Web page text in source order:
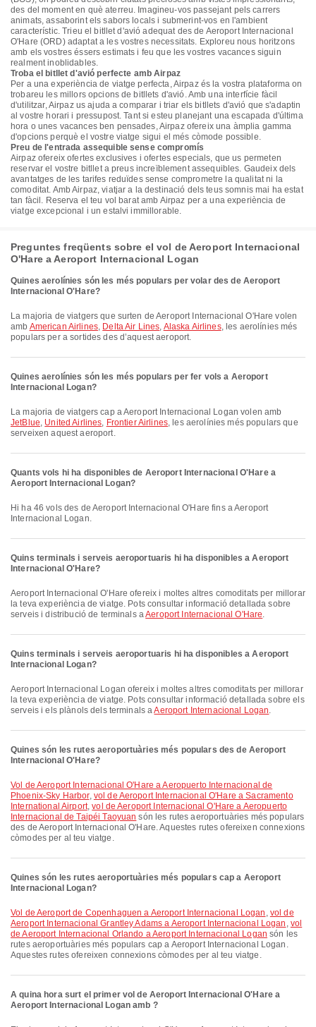
des del moment en què aterreu. Imagineu-vos passejant pels carrers
animats, assaborint els sabors locals i submerint-vos en l'ambient
característic. Trieu el bitllet d'avió adequat des de Aeroport Internacional
O'Hare (ORD) adaptat a les vostres necessitats. Exploreu nous horitzons
amb els vostres éssers estimats i feu que les vostres vacances siguin
realment inoblidables.
Troba el bitllet d'avió perfecte amb Airpaz
Per a una experiència de viatge perfecta, Airpaz és la vostra plataforma on
trobareu les millors opcions de bitllets d'avió. Amb una interfície fàcil
d'utilitzar, Airpaz us ajuda a comparar i triar els bitllets d'avió que s'adaptin
al vostre horari i pressupost. Tant si esteu planejant una escapada d'última
hora o unes vacances ben pensades, Airpaz ofereix una àmplia gamma
d'opcions perquè el vostre viatge sigui el més còmode possible.
Preu de l'entrada assequible sense compromís
Airpaz ofereix ofertes exclusives i ofertes especials, que us permeten
reservar el vostre bitllet a preus increïblement assequibles. Gaudeix dels
avantatges de les tarifes reduïdes sense comprometre la qualitat ni la
comoditat. Amb Airpaz, viatjar a la destinació dels teus somnis mai ha estat
tan fàcil. Reserva el teu vol barat amb Airpaz per a una experiència de
viatge excepcional i un estalvi immillorable.
Preguntes freqüents sobre el vol de Aeroport Internacional
O'Hare a Aeroport Internacional Logan
Quines aerolínies són les més populars per volar des de Aeroport
Internacional O'Hare?
La majoria de viatgers que surten de Aeroport Internacional O'Hare volen
amb American Airlines, Delta Air Lines, Alaska Airlines, les aerolínies més
populars per a sortides des d’aquest aeroport.
Quines aerolínies són les més populars per fer vols a Aeroport
Internacional Logan?
La majoria de viatgers cap a Aeroport Internacional Logan volen amb
JetBlue, United Airlines, Frontier Airlines, les aerolínies més populars que
serveixen aquest aeroport.
Quants vols hi ha disponibles de Aeroport Internacional O'Hare a
Aeroport Internacional Logan?
Hi ha 46 vols des de Aeroport Internacional O'Hare fins a Aeroport
Internacional Logan.
Quins terminals i serveis aeroportuaris hi ha disponibles a Aeroport
Internacional O'Hare?
Aeroport Internacional O'Hare ofereix i moltes altres comoditats per millorar
la teva experiència de viatge. Pots consultar informació detallada sobre
serveis i distribució de terminals aAeroport Internacional O'Hare.
Quins terminals i serveis aeroportuaris hi ha disponibles a Aeroport
Internacional Logan?
Aeroport Internacional Logan ofereix i moltes altres comoditats per millorar
la teva experiència de viatge. Pots consultar informació detallada sobre els
serveis i els plànols dels terminals aAeroport Internacional Logan.
Quines són les rutes aeroportuàries més populars des de Aeroport
Internacional O'Hare?
vol de Aeroport Internacional O'Hare a Aeropuerto Internacional de
Phoenix-Sky Harbor, vol de Aeroport Internacional O'Hare a Sacramento
International Airport,vol de Aeroport Internacional O'Hare a Aeropuerto
Internacional de Taipéi Taoyuan són les rutes aeroportuàries més populars
des de Aeroport Internacional O'Hare. Aquestes rutes ofereixen connexions
còmodes per al teu viatge.
Quines són les rutes aeroportuàries més populars cap a Aeroport
Internacional Logan?
vol de Aeroport de Copenhaguen a Aeroport Internacional Logan , vol de
Aeroport Internacional Grantley Adams a Aeroport Internacional Logan , vol
de Aeroport Internacional Orlando a Aeroport Internacional Logan són les
rutes aeroportuàries més populars cap a Aeroport Internacional Logan.
Aquestes rutes ofereixen connexions còmodes per al teu viatge.
A quina hora surt el primer vol de Aeroport Internacional O'Hare a
Aeroport Internacional Logan amb ?